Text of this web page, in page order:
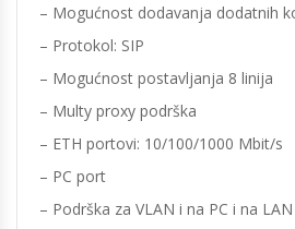
– Mogućnost dodavanja dodatnih
– Protokol: SIP
– Mogućnost postavljanja 8 linija
– Multy proxy podrška
– ETH portovi: 10/100/1000 Mbit/s
– PC port
– Podrška za VLAN i na PC i na